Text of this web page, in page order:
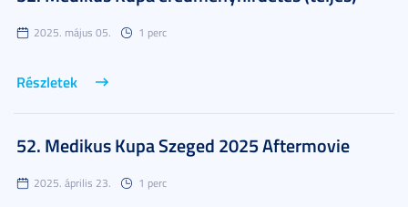
2025. május 05. 1 perc
Részletek
52. Medikus Kupa Szeged 2025 Aftermovie
2025. április 23. 1 perc